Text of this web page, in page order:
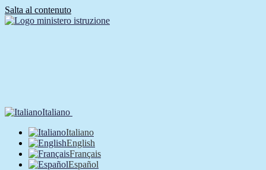
Salta al contenuto
Italiano
Italiano
English
Français
Español